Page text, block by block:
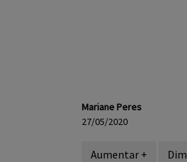
Mariane Peres
27/05/2020
Aumentar +